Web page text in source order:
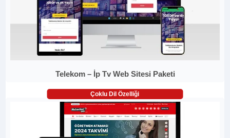
Telekom – İp Tv Web Sitesi Paketi
Çoklu Dil Özelliği